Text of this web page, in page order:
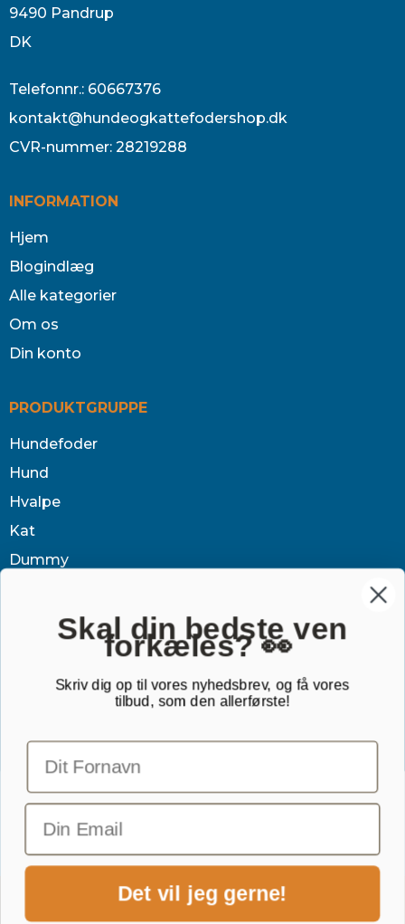
9490 Pandrup
DK
Telefonnr.: 60667376
kontakt@hundeogkattefodershop.dk
CVR-nummer: 28219288
INFORMATION
Hjem
Blogindlæg
Alle kategorier
Om os
Din konto
PRODUKTGRUPPE
Hundefoder
Hund
Hvalpe
Kat
Dummy
Tøj & jagt
Sovetid
TILMELD NYHEDSBREV
Skal din bedste ven
forkæles? 👀
Skriv dig op til vores nyhedsbrev, og få vores
tilbud, som den allerførste!
Email
Det vil jeg gerne!